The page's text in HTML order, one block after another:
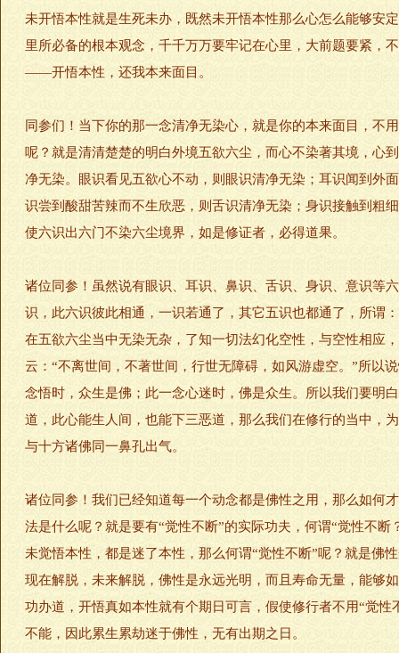
未开悟本性就是生死未办，既然未开悟本性那么心怎么能够安
里所必备的根本观念，千千万万要牢记在心里，大前题要紧，
——开悟本性，还我本来面目。
同参们！当下你的那一念清净无染心，就是你的本来面目，不
呢？就是清清楚楚的明白外境五欲六尘，而心不染著其境，心
净无染。眼识看见五欲心不动，则眼识清净无染；耳识闻到外
识尝到酸甜苦辣而不生欣恶，则舌识清净无染；身识接触到粗
使六识出六门不染六尘境界，如是修证者，必得道果。
诸位同参！虽然说有眼识、耳识、鼻识、舌识、身识、意识等
识，此六识彼此相通，一识若通了，其它五识也都通了，所谓
在五欲六尘当中无染无杂，了知一切法幻化空性，与空性相应
云：“不离世间，不著世间，行世无障碍，如风游虚空。”所以
念悟时，众生是佛；此一念心迷时，佛是众生。所以我们要明
道，此心能生人间，也能下三恶道，那么我们在修行的当中，
与十方诸佛同一鼻孔出气。
诸位同参！我们已经知道每一个动念都是佛性之用，那么如何
法是什么呢？就是要有“觉性不断”的实际功夫，何谓“觉性不
未觉悟本性，都是迷了本性，那么何谓“觉性不断”呢？就是佛
现在解脱，未来解脱，佛性是永远光明，而且寿命无量，能够
功办道，开悟真如本性就有个期日可言，假使修行者不用“觉
不能，因此累生累劫迷于佛性，无有出期之日。